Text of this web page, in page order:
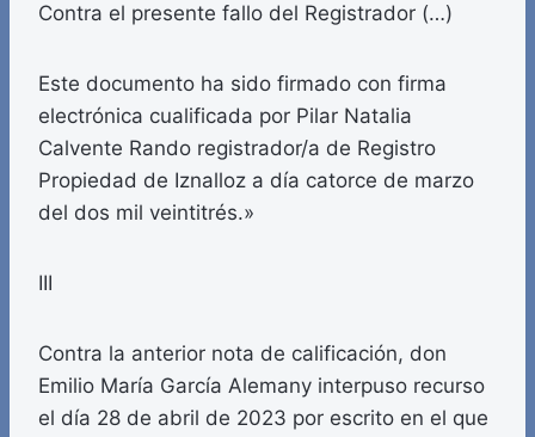
Contra el presente fallo del Registrador (…)
Este documento ha sido firmado con firma
electrónica cualificada por Pilar Natalia
Calvente Rando registrador/a de Registro
Propiedad de Iznalloz a día catorce de marzo
del dos mil veintitrés.»
III
Contra la anterior nota de calificación, don
Emilio María García Alemany interpuso recurso
el día 28 de abril de 2023 por escrito en el que